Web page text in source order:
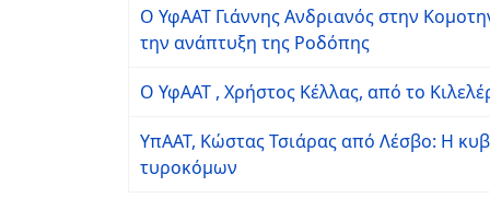
Ο ΥφΑΑΤ Γιάννης Ανδριανός στην
την ανάπτυξη της Ροδόπης
Ο ΥφΑΑΤ , Χρήστος Κέλλας, από το
ΥπΑΑΤ, Κώστας Τσιάρας από Λέσβο: Η
τυροκόμων